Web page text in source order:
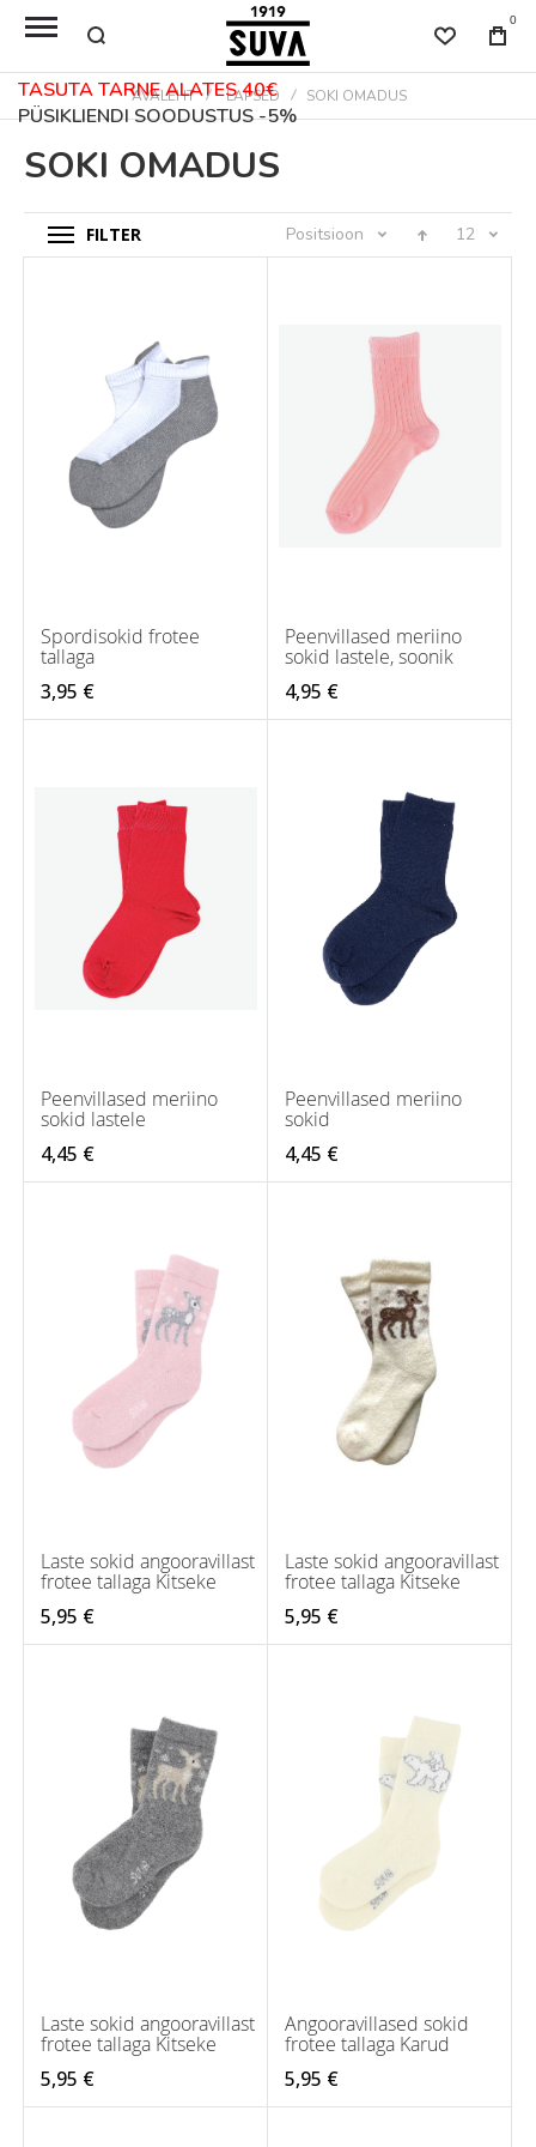
TASUTA TARNE ALATES 40€
PÜSIKLIENDI SOODUSTUS -5%
0
AVALEHT LAPSED SOKI OMADUS
SOKI OMADUS
FILTER Positsioon 12
Spordisokid frotee
tallaga
3,95 €
Peenvillased meriino
sokid lastele, soonik
4,95 €
Peenvillased meriino
sokid lastele
4,45 €
Peenvillased meriino
sokid
4,45 €
Laste sokid angooravillast
frotee tallaga Kitseke
5,95 €
Laste sokid angooravillast
frotee tallaga Kitseke
5,95 €
Laste sokid angooravillast
frotee tallaga Kitseke
5,95 €
Angooravillased sokid
frotee tallaga Karud
5,95 €